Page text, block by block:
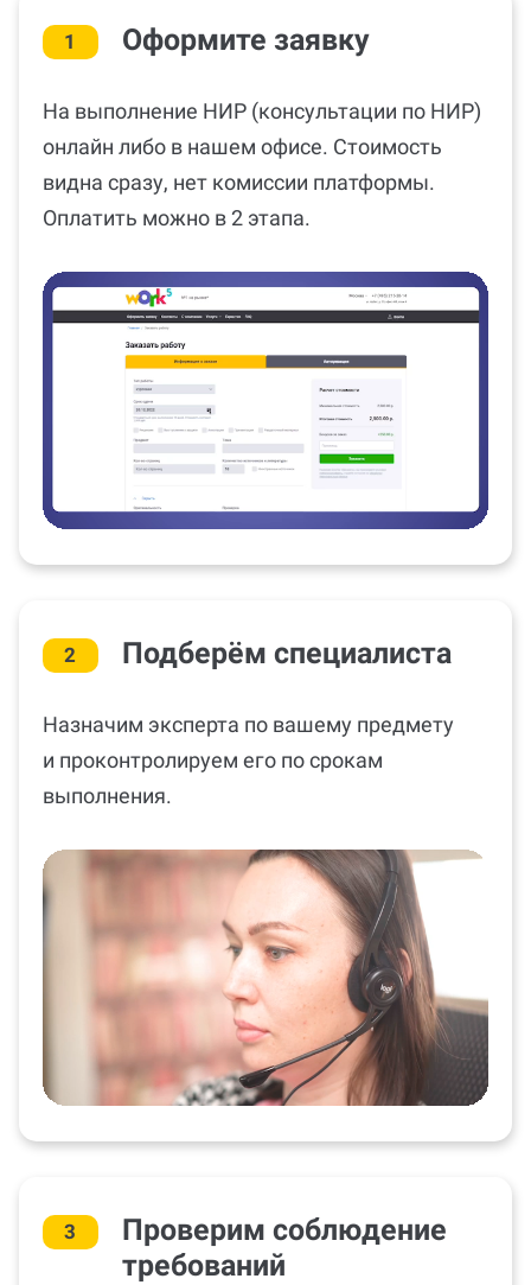
1 Оформите заявку
На выполнение НИР (консультации по НИР)
онлайн либо в нашем офисе. Стоимость
видна сразу, нет комиссии платформы.
Оплатить можно в 2 этапа.
2 Подберём специалиста
Назначим эксперта по вашему предмету
и проконтролируем его по срокам
выполнения.
3
Проверим соблюдение
требований